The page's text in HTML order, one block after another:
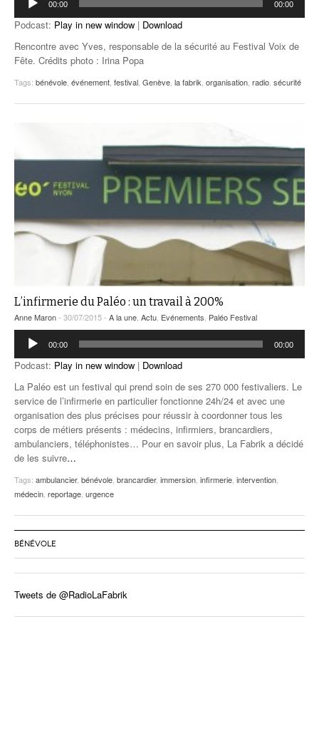
audio
00:00 00:00
Podcast: Play in new window | Download
Rencontre avec Yves, responsable de la sécurité au Festival Voix de
Fête. Crédits photo : Irina Popa
Tags: bénévole, événement, festival, Genève, la fabrik, organisation, radio, sécurité
L’infirmerie du Paléo : un travail à 200%
Anne Maron- 30/07/2015 - A la une Actu Evénements Paléo Festival
Lecteur
audio
00:00 00:00
Podcast: Play in new window | Download
La Paléo est un festival qui prend soin de ses 270 000 festivaliers. Le
service de l’infirmerie en particulier fonctionne 24h/24 et avec une
organisation des plus précises pour réussir à coordonner tous les
corps de métiers présents : médecins, infirmiers, brancardiers,
ambulanciers, téléphonistes… Pour en savoir plus, La Fabrik a décidé
de les suivre…
Tags: ambulancier, bénévole brancardier, immersion infirmerie intervention
médecin reportage urgence
BÉNÉVOLE
Tweets de @RadioLaFabrik